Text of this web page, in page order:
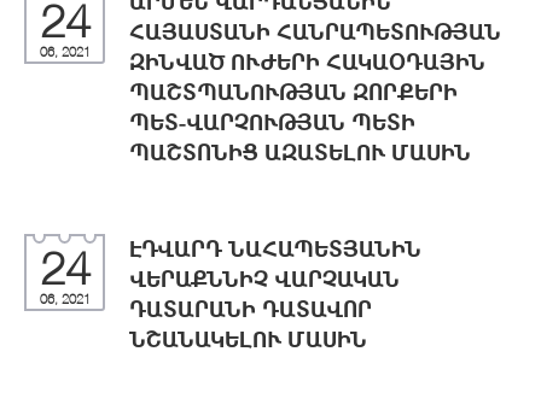
24
06, 2021
ՀԱՅԱՍՏԱՆԻ ՀԱՆՐԱՊԵՏՈՒԹՅԱՆ
ԶԻՆՎԱԾ ՈՒԺԵՐԻ ՀԱԿԱՕԴԱՅԻՆ
ՊԱՇՏՊԱՆՈՒԹՅԱՆ ԶՈՐՔԵՐԻ
ՊԵՏ-ՎԱՐՉՈՒԹՅԱՆ ՊԵՏԻ
ՊԱՇՏՈՆԻՑ ԱԶԱՏԵԼՈՒ ՄԱՍԻՆ
24
06, 2021
ԷԴՎԱՐԴ ՆԱՀԱՊԵՏՅԱՆԻՆ
ՎԵՐԱՔՆՆԻՉ ՎԱՐՉԱԿԱՆ
ԴԱՏԱՐԱՆԻ ԴԱՏԱՎՈՐ
ՆՇԱՆԱԿԵԼՈՒ ՄԱՍԻՆ